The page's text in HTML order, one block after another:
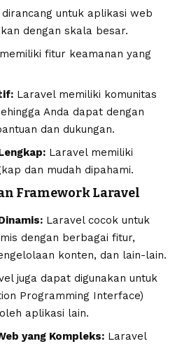
untuk aplikasi web
dengan skala besar.
fitur keamanan yang
Laravel memiliki komunitas
Anda dapat dengan
dan dukungan.
Laravel memiliki
dan mudah dipahami.
Framework Laravel
Laravel cocok untuk
dengan berbagai fitur,
konten, dan lain-lain.
juga dapat digunakan untuk
Programming Interface)
aplikasi lain.
yang Kompleks: Laravel